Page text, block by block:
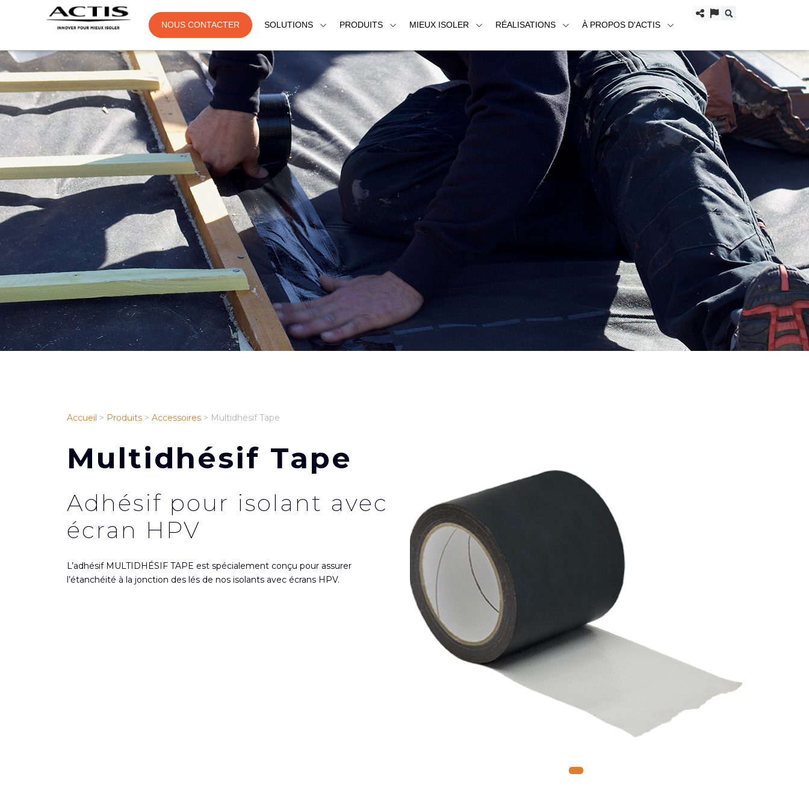
NOUS CONTACTER SOLUTIONS PRODUITS MIEUX ISOLER RÉALISATIONS À PROPOS D'ACTIS
Accueil > Produits > Accessoires > Multidhésif Tape
Multidhésif Tape
Adhésif pour isolant avec
écran HPV
L’adhésif MULTIDHÉSIF TAPE est spécialement conçu pour assurer
l’étanchéité à la jonction des lés de nos isolants avec écrans HPV.